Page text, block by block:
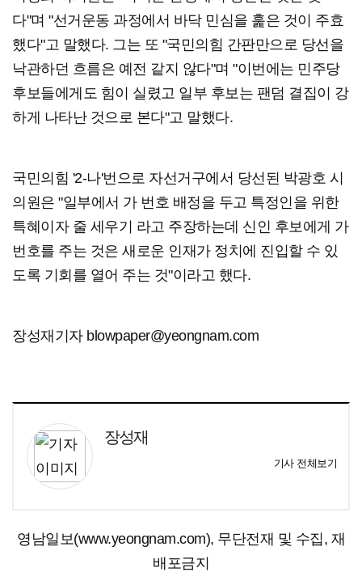
다"며 "선거운동 과정에서 바닥 민심을 훑은 것이 주효
했다"고 말했다. 그는 또 "국민의힘 간판만으로 당선을
낙관하던 흐름은 예전 같지 않다"며 "이번에는 민주당
후보들에게도 힘이 실렸고 일부 후보는 팬덤 결집이 강
하게 나타난 것으로 본다"고 말했다.
국민의힘 '2-나'번으로 자선거구에서 당선된 박광호 시
의원은 "일부에서 가 번호 배정을 두고 특정인을 위한
특혜이자 줄 세우기 라고 주장하는데 신인 후보에게 가
번호를 주는 것은 새로운 인재가 정치에 진입할 수 있
도록 기회를 열어 주는 것"이라고 했다.
장성재기자 blowpaper@yeongnam.com
장성재
기사 전체보기
영남일보(www.yeongnam.com), 무단전재 및 수집, 재
배포금지